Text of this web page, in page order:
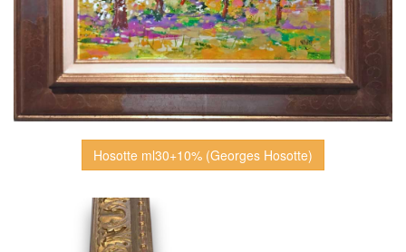
Hosotte ml30+10% (Georges Hosotte)